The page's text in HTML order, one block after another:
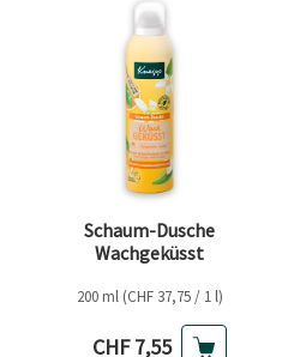
Schaum-Dusche
Wachgeküsst
200 ml (CHF 37,75 / 1 l)
Aktueller Preis
CHF 7,55